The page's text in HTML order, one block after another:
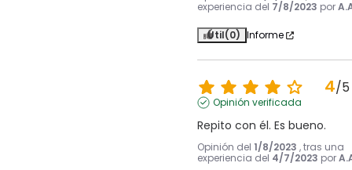
experiencia del 7/8/2023 por
Útil(0) Informe
4/5
Opinión verificada
Repito con él. Es bueno.
Opinión del 1/8/2023 , tras una
experiencia del 4/7/2023 por